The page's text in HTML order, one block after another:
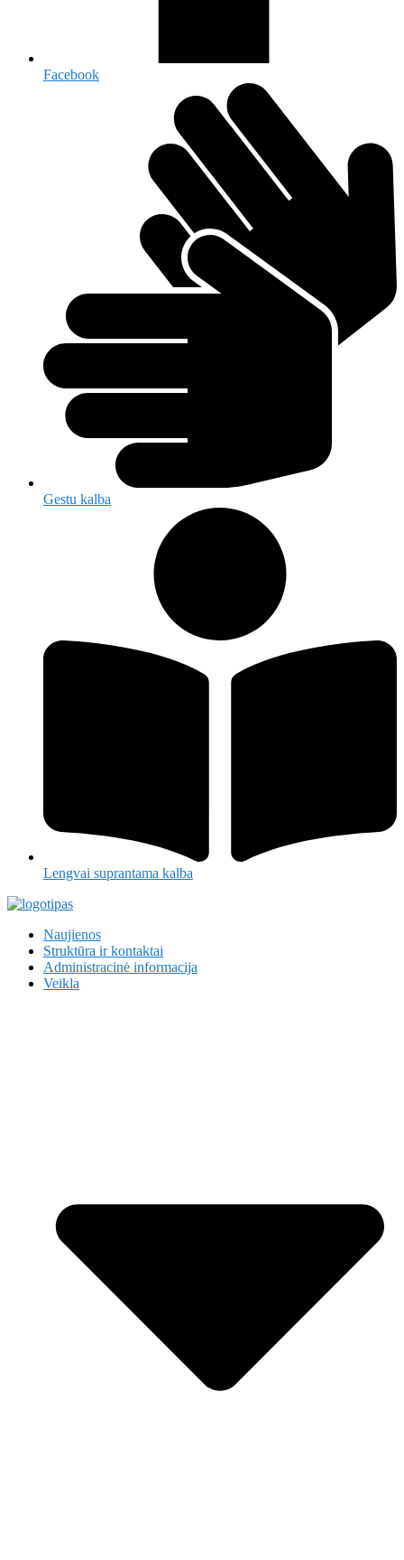
Facebook
Gestu kalba
Lengvai suprantama kalba
Naujienos
Struktūra ir kontaktai
Administracinė informacija
Veikla